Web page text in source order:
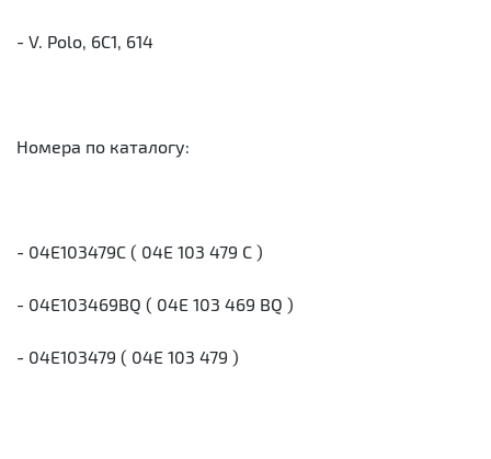
- V. Polo, 6C1, 614
Номера по каталогу:
- 04E103479C ( 04E 103 479 C )
- 04E103469BQ ( 04E 103 469 BQ )
- 04E103479 ( 04E 103 479 )